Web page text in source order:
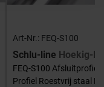
Art-Nr.: FEQ-S100
Schlu-line Hoekig-E
FEQ-S100 Afsluitprofiel
Profiel Roestvrij staal